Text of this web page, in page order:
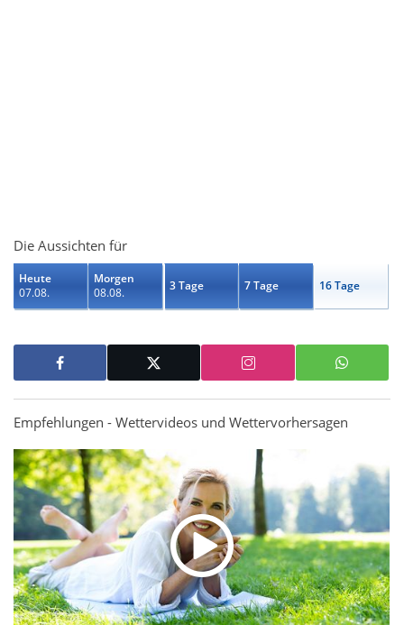
Die Aussichten für
Heute
07.08.
Morgen
08.08.
3 Tage 7 Tage 16 Tage
Empfehlungen - Wettervideos und Wettervorhersagen